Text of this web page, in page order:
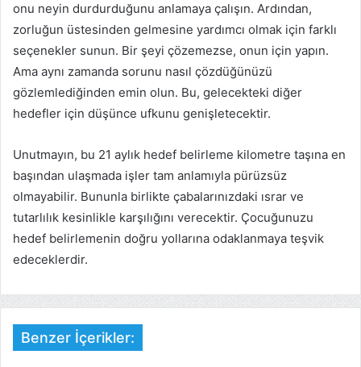
onu neyin durdurduğunu anlamaya çalışın. Ardından,
zorluğun üstesinden gelmesine yardımcı olmak için farklı
seçenekler sunun. Bir şeyi çözemezse, onun için yapın.
Ama aynı zamanda sorunu nasıl çözdüğünüzü
gözlemlediğinden emin olun. Bu, gelecekteki diğer
hedefler için düşünce ufkunu genişletecektir.
Unutmayın, bu 21 aylık hedef belirleme kilometre taşına en
başından ulaşmada işler tam anlamıyla pürüzsüz
olmayabilir. Bununla birlikte çabalarınızdaki ısrar ve
tutarlılık kesinlikle karşılığını verecektir. Çocuğunuzu
hedef belirlemenin doğru yollarına odaklanmaya teşvik
edeceklerdir.
Benzer İçerikler: